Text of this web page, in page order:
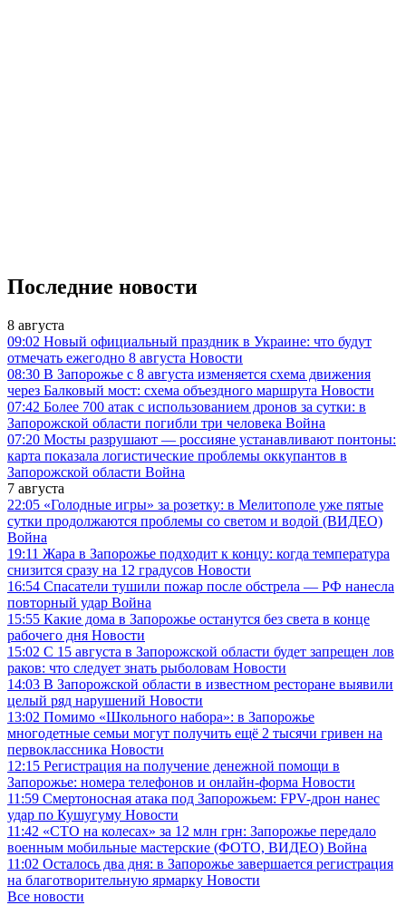
Последние новости
8 августа
09:02 Новый официальный праздник в Украине: что будут
отмечать ежегодно 8 августа Новости
08:30 В Запорожье с 8 августа изменяется схема движения
через Балковый мост: схема объездного маршрута Новости
07:42 Более 700 атак с использованием дронов за сутки: в
Запорожской области погибли три человека Война
07:20 Мосты разрушают — россияне устанавливают понтоны:
карта показала логистические проблемы оккупантов в
Запорожской области Война
7 августа
22:05 «Голодные игры» за розетку: в Мелитополе уже пятые
сутки продолжаются проблемы со светом и водой (ВИДЕО)
Война
19:11 Жара в Запорожье подходит к концу: когда температура
снизится сразу на 12 градусов Новости
16:54 Спасатели тушили пожар после обстрела — РФ нанесла
повторный удар Война
15:55 Какие дома в Запорожье останутся без света в конце
рабочего дня Новости
15:02 С 15 августа в Запорожской области будет запрещен лов
раков: что следует знать рыболовам Новости
14:03 В Запорожской области в известном ресторане выявили
целый ряд нарушений Новости
13:02 Помимо «Школьного набора»: в Запорожье
многодетные семьи могут получить ещё 2 тысячи гривен на
первоклассника Новости
12:15 Регистрация на получение денежной помощи в
Запорожье: номера телефонов и онлайн-форма Новости
11:59 Смертоносная атака под Запорожьем: FPV-дрон нанес
удар по Кушугуму Новости
11:42 «СТО на колесах» за 12 млн грн: Запорожье передало
военным мобильные мастерские (ФОТО, ВИДЕО) Война
11:02 Осталось два дня: в Запорожье завершается регистрация
на благотворительную ярмарку Новости
Все новости